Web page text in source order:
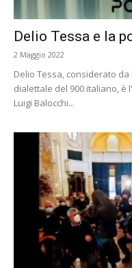
Delio Tessa e la
2 Maggio 2022
Delio Tessa, considerato
dialettale del 900 italiano, è
Luigi Balocchi...